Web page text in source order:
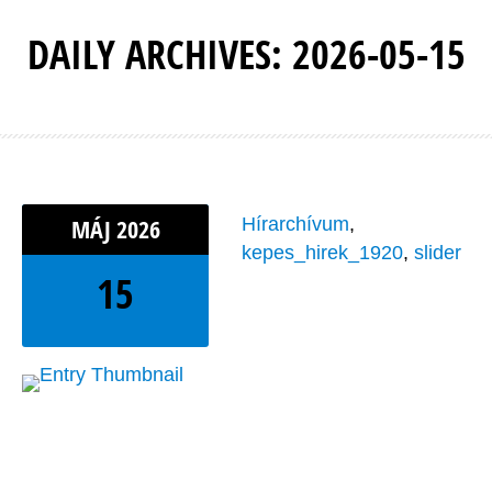
DAILY ARCHIVES: 2026-05-15
MÁJ 2026
15
Hírarchívum,
kepes_hirek_1920, slider